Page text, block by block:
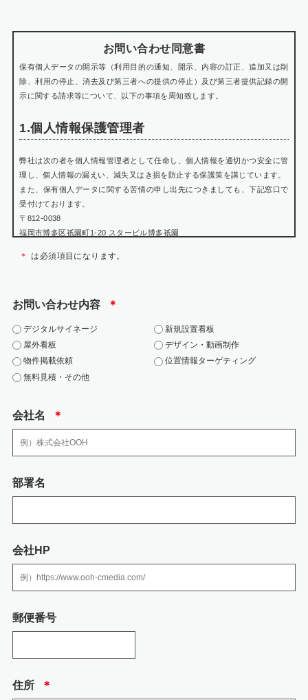
お問い合わせ同意書
保有個人データの開示等（利用目的の通知、開示、内容の訂正、追加又は削
除、利用の停止、消去及び第三者への提供の停止）及び第三者提供記録の開
示に関する請求等について、以下の事項を周知致します。
1.個人情報保護管理者
弊社は次の者を個人情報管理者として任命し、個人情報を適切かつ安全に管
理し、個人情報の漏えい、減失又はき損を防止する保護策を講じています。
また、保有個人データに関する苦情の申し出先につきましても、下記窓口で
受付けております。
〒812-0038
福岡市博多区祇園町1-20 スタービル博多祇園
TEL:092-402-0699
2.個人情報の利用目的
お問い合わせにおける個人情報は、該当お問い合わせへの対応にのみ利用い
たします。
答えするため
内、提供その他を実施するため
3.個人情報の取り扱いの委託
弊社の業務の全部または一部を外部に業務委託する際、弊社は、個人情報を
4.個人情報を提供される事の任意性について
る可能性がありますので予めご了承ください。
＊ は必須項目になります。
お問い合わせ内容 ＊
デジタルサイネージ
新規設置看板
屋外看板
デザイン・動画制作
物件掲載依頼
位置情報ターゲティング
無料見積・その他
会社名 ＊
部署名
会社HP
郵便番号
住所 ＊